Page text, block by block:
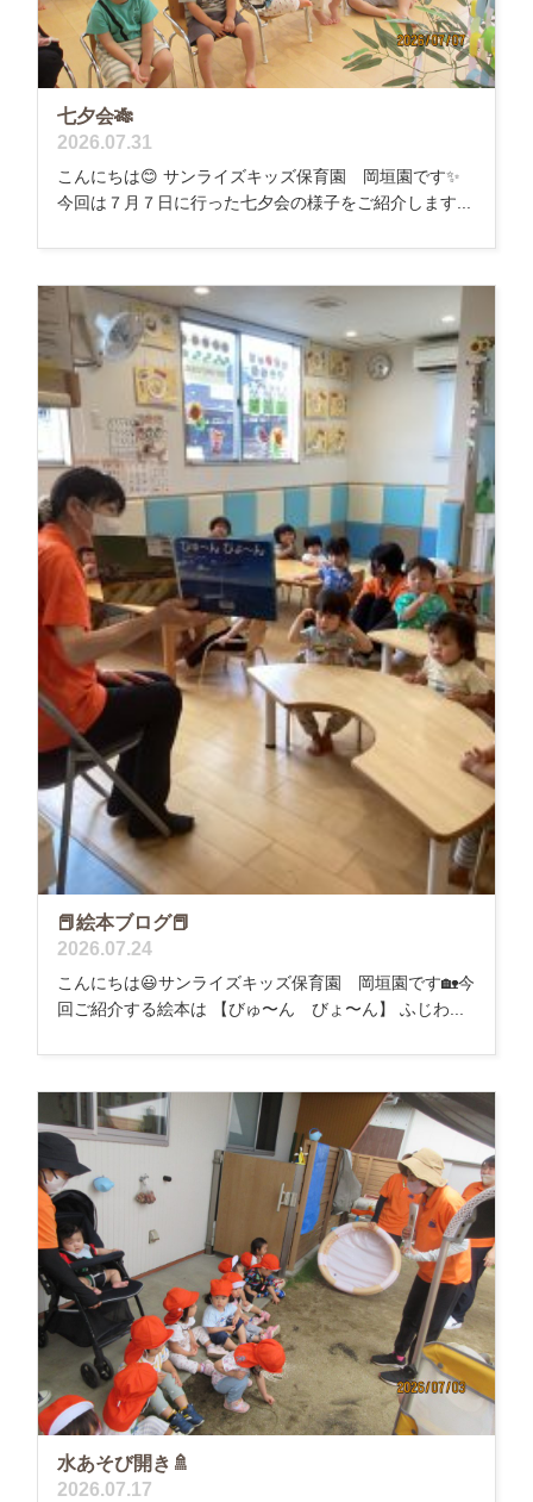
七夕会🎋
2026.07.31
こんにちは😊 サンライズキッズ保育園 岡垣園です✨
今回は７月７日に行った七夕会の様子をご紹介します...
📕絵本ブログ📕
2026.07.24
こんにちは😃サンライズキッズ保育園 岡垣園です🏡今
回ご紹介する絵本は 【びゅ〜ん びょ〜ん】 ふじわ...
水あそび開き🚿
2026.07.17